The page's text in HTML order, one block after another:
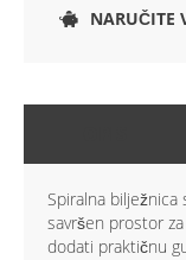
NARUČITE
Spiralna bilježnica
savršen prostor
dodati praktičnu